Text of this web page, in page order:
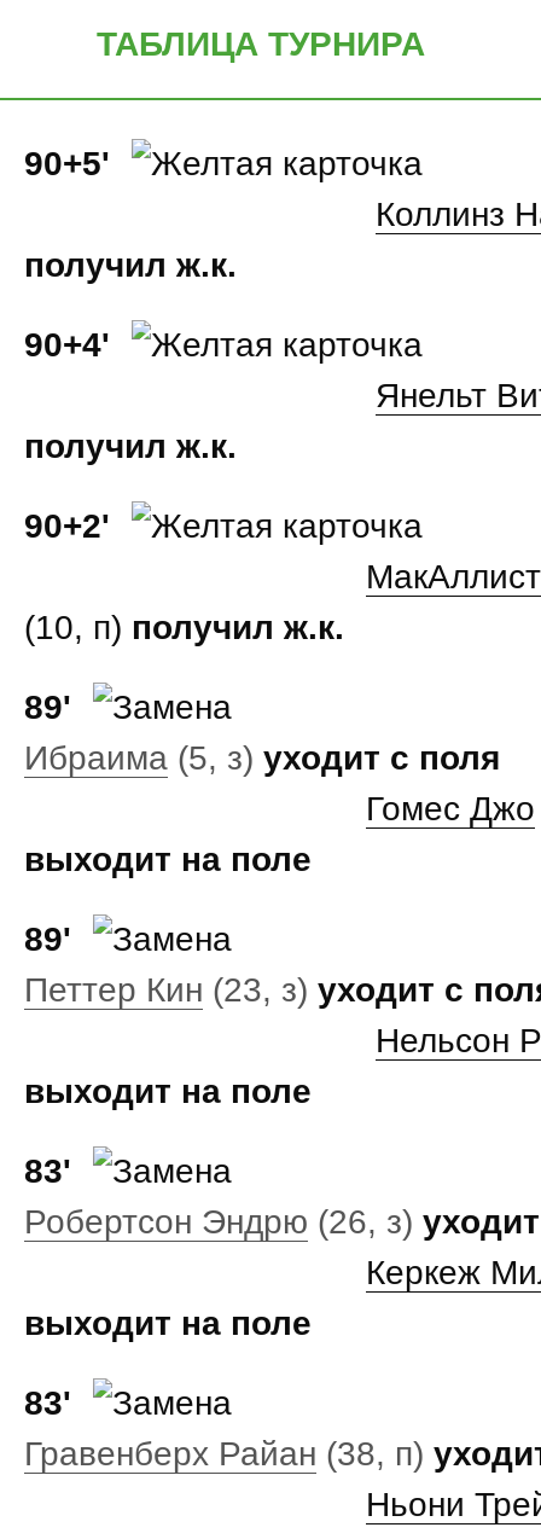
ТАБЛИЦА ТУРНИРА
90+5'
Коллинз
получил ж.к.
90+4'
Янельт
получил ж.к.
90+2'
(10, п) получил ж.к.
89'
Ибраима (5, з) уходит с поля
Гомес Джо
выходит на поле
89'
Петтер Кин (23, з) уходит с
Нельсон
выходит на поле
83'
Робертсон Эндрю (26, з)
Керкеж
выходит на поле
83'
Гравенберх Райан (38, п)
Ньони